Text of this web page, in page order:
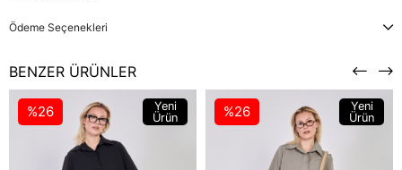
Ödeme Seçenekleri
BENZER ÜRÜNLER
%26
Yeni
Ürün
%26
Yeni
Ürün